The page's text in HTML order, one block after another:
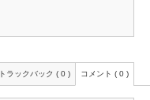
トラックバック ( 0 ) コメント ( 0 )